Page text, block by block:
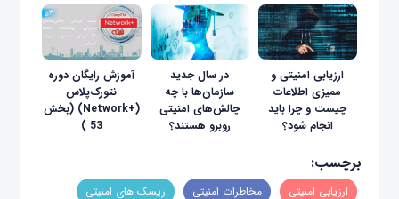
ارزیابی‌ امنیتی و
ممیزی اطلاعات
چیست و چرا باید
انجام شود؟
در سال جدید
سازمان‌ها با چه
چالش‌های امنیتی
روبرو هستند؟
آموزش رایگان دوره
نتورک‌پلاس
(+Network) (بخش
53 )
برچسب:
ارزیابی امنیتی مخاطرات امنیتی ریسک های امنیتی